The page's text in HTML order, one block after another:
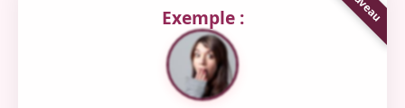
Exemple :